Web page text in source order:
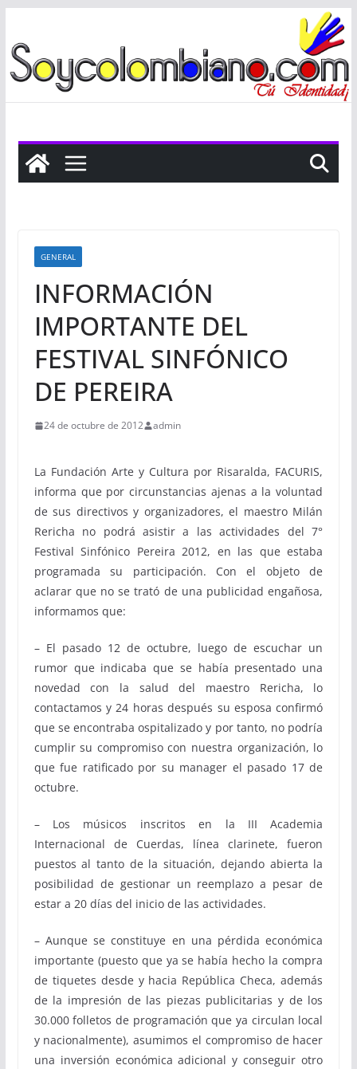
al
contenido
GENERAL
INFORMACIÓN
IMPORTANTE DEL
FESTIVAL SINFÓNICO
DE PEREIRA
24 de octubre de 2012 admin
La Fundación Arte y Cultura por Risaralda, FACURIS,
informa que por circunstancias ajenas a la voluntad
de sus directivos y organizadores, el maestro Milán
Rericha no podrá asistir a las actividades del 7°
Festival Sinfónico Pereira 2012, en las que estaba
programada su participación. Con el objeto de
aclarar que no se trató de una publicidad engañosa,
informamos que:
– El pasado 12 de octubre, luego de escuchar un
rumor que indicaba que se había presentado una
novedad con la salud del maestro Rericha, lo
contactamos y 24 horas después su esposa confirmó
que se encontraba ospitalizado y por tanto, no podría
cumplir su compromiso con nuestra organización, lo
que fue ratificado por su manager el pasado 17 de
octubre.
– Los músicos inscritos en la III Academia
Internacional de Cuerdas, línea clarinete, fueron
puestos al tanto de la situación, dejando abierta la
posibilidad de gestionar un reemplazo a pesar de
estar a 20 días del inicio de las actividades.
– Aunque se constituye en una pérdida económica
importante (puesto que ya se había hecho la compra
de tiquetes desde y hacia República Checa, además
de la impresión de las piezas publicitarias y de los
30.000 folletos de programación que ya circulan local
y nacionalmente), asumimos el compromiso de hacer
una inversión económica adicional y conseguir otro